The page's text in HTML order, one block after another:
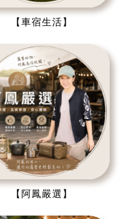
【車宿生活】
【阿鳳嚴選】